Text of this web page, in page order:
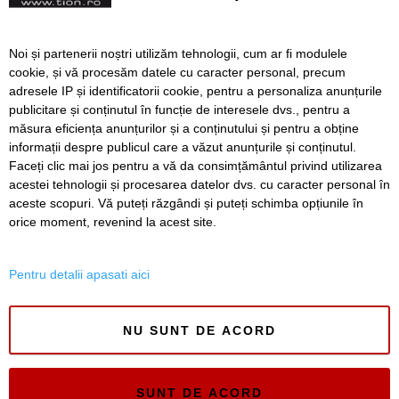
Iluzionistul David
Copperfield a fost obligat
sa dezvaluie cum
functioneaza unul din
trucurile sale
Înapoi Înainte
SERVICII Redactia
Folosinta Cookie-urilor
Noi și partenerii noștri utilizăm tehnologii, cum ar fi modulele
cookie, și vă procesăm datele cu caracter personal, precum
adresele IP și identificatorii cookie, pentru a personaliza anunțurile
publicitare și conținutul în funcție de interesele dvs., pentru a
măsura eficiența anunțurilor și a conținutului și pentru a obține
informații despre publicul care a văzut anunțurile și conținutul.
Faceți clic mai jos pentru a vă da consimțământul privind utilizarea
acestei tehnologii și procesarea datelor dvs. cu caracter personal în
aceste scopuri. Vă puteți răzgândi și puteți schimba opțiunile în
orice moment, revenind la acest site.
Pentru detalii apasati aici
NU SUNT DE ACORD
SUNT DE ACORD